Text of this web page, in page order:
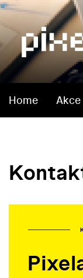
Home Akce